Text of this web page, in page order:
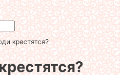
крестятся?